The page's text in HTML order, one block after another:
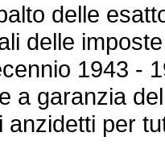
delle
delle
1943 -
a garanzia
anzidetti per